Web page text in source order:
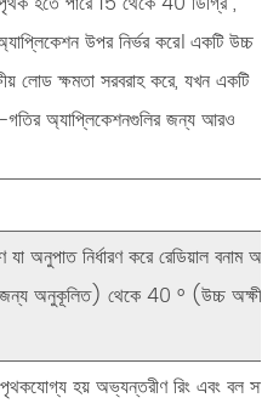
উপর নির্ভর করে। একটি উচ্চ
লোড ক্ষমতা সরবরাহ করে, যখন একটি
অ্যাপ্লিকেশনগুলির জন্য আরও
অনুপাত নির্ধারণ করেরেডিয়াল বনাম
জন্য অনুকূলিত) থেকে40 ° (উচ্চ
পৃথকযোগ্য হয়অভ্যন্তরীণ রিং এবং বল